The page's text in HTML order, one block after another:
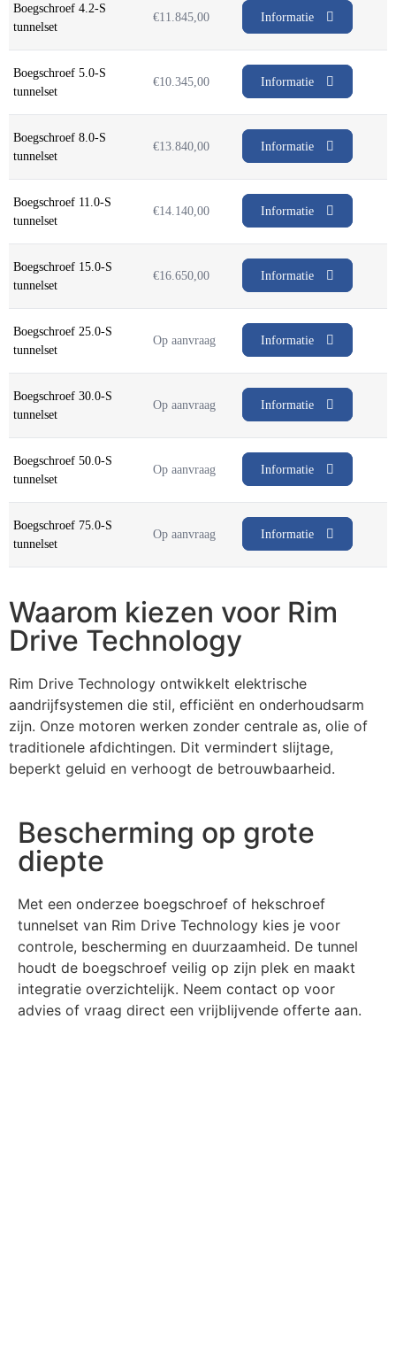
Boegschroef 4.2-S
tunnelset
€11.845,00 Informatie
Boegschroef 5.0-S
tunnelset
€10.345,00 Informatie
Boegschroef 8.0-S
tunnelset
€13.840,00 Informatie
Boegschroef 11.0-S
tunnelset
€14.140,00 Informatie
Boegschroef 15.0-S
tunnelset
€16.650,00 Informatie
Boegschroef 25.0-S
tunnelset
Op aanvraag Informatie
Boegschroef 30.0-S
tunnelset
Op aanvraag Informatie
Boegschroef 50.0-S
tunnelset
Op aanvraag Informatie
Boegschroef 75.0-S
tunnelset
Op aanvraag Informatie
Waarom kiezen voor Rim
Drive Technology
Rim Drive Technology ontwikkelt elektrische
aandrijfsystemen die stil, efficiënt en onderhoudsarm
zijn. Onze motoren werken zonder centrale as, olie of
traditionele afdichtingen. Dit vermindert slijtage,
beperkt geluid en verhoogt de betrouwbaarheid.
Bescherming op grote
diepte
Met een onderzee boegschroef of hekschroef
tunnelset van Rim Drive Technology kies je voor
controle, bescherming en duurzaamheid. De tunnel
houdt de boegschroef veilig op zijn plek en maakt
integratie overzichtelijk. Neem contact op voor
advies of vraag direct een vrijblijvende offerte aan.